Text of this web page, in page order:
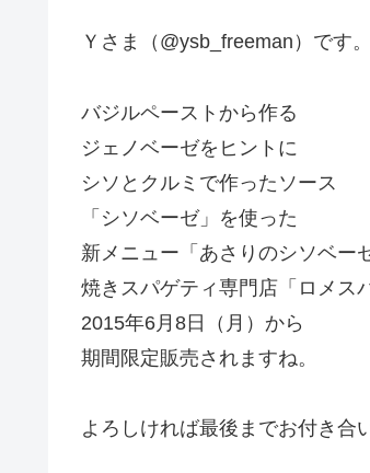
Ｙさま（@ysb_freeman）です。
バジルペーストから作る
ジェノベーゼをヒントに
シソとクルミで作ったソース
「シソベーゼ」を使った
新メニュー「あさりのシソベー
焼きスパゲティ専門店「ロメス
2015年6月8日（月）から
期間限定販売されますね。
よろしければ最後までお付き合